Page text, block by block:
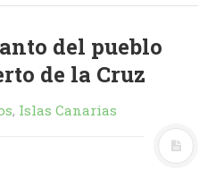
del pueblo
de la Cruz
, Islas Canarias